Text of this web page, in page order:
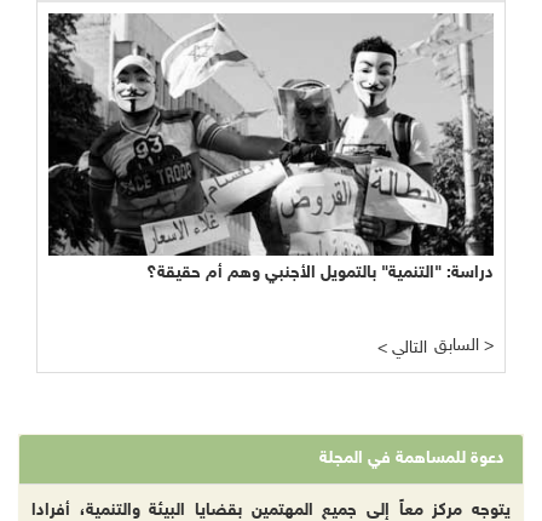
دراسة: "التنمية" بالتمويل الأجنبي وهم أم حقيقة؟
< التالي السابق >
دعوة للمساهمة في المجلة
يتوجه مركز معاً إلى جميع المهتمين بقضايا البيئة والتنمية، أفرادا